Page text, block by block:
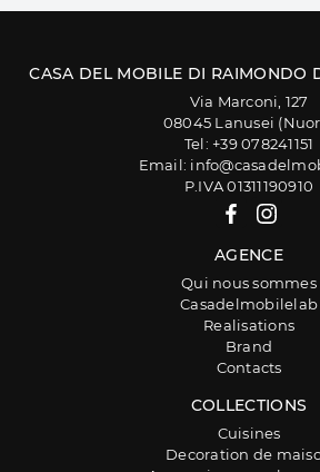
CASA DEL MOBILE DI RAIMONDO
Via Marconi, 127
08045 Lanusei
Tel: +39 078241151
Email:
P.IVA 01311190910
AGENCE
Qui nous sommes
Casadelmobilelab
Realisations
Brand
Contacts
COLLECTIONS
Cuisines
Decoration de